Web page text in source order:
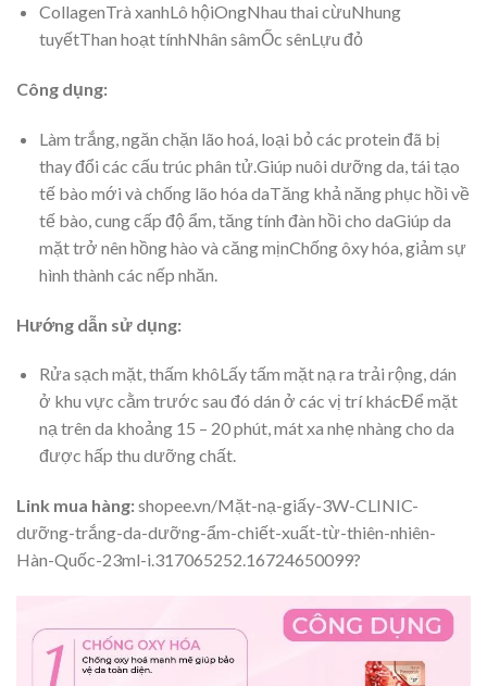
CollagenTrà xanhLô hộiOngNhau thai cừuNhung
tuyếtThan hoạt tínhNhân sâmỐc sênLựu đỏ
Công dụng:
Làm trắng, ngăn chặn lão hoá, loại bỏ các protein đã bị
thay đổi các cấu trúc phân tử.Giúp nuôi dưỡng da, tái tạo
tế bào mới và chống lão hóa daTăng khả năng phục hồi về
tế bào, cung cấp độ ẩm, tăng tính đàn hồi cho daGiúp da
mặt trở nên hồng hào và căng mịnChống ôxy hóa, giảm sự
hình thành các nếp nhăn.
Hướng dẫn sử dụng:
Rửa sạch mặt, thấm khôLấy tấm mặt nạ ra trải rộng, dán
ở khu vực cằm trước sau đó dán ở các vị trí khácĐể mặt
nạ trên da khoảng 15 – 20 phút, mát xa nhẹ nhàng cho da
được hấp thu dưỡng chất.
Link mua hàng:shopee.vn/Mặt-nạ-giấy-3W-CLINIC-
dưỡng-trắng-da-dưỡng-ẩm-chiết-xuất-từ-thiên-nhiên-
Hàn-Quốc-23ml-i.317065252.16724650099?